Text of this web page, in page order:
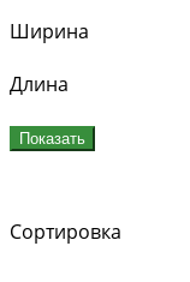
Ширина
Длина
Показать
Сортировка